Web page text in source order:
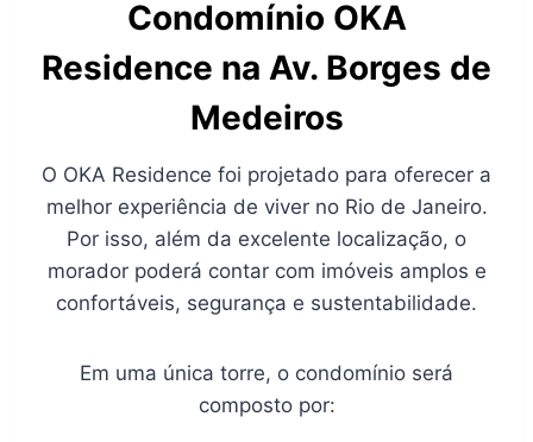
Condomínio OKA
Residence na Av. Borges de
Medeiros
O OKA Residence foi projetado para oferecer a
melhor experiência de viver no Rio de Janeiro.
Por isso, além da excelente localização, o
morador poderá contar com imóveis amplos e
confortáveis, segurança e sustentabilidade.
Em uma única torre, o condomínio será
composto por: